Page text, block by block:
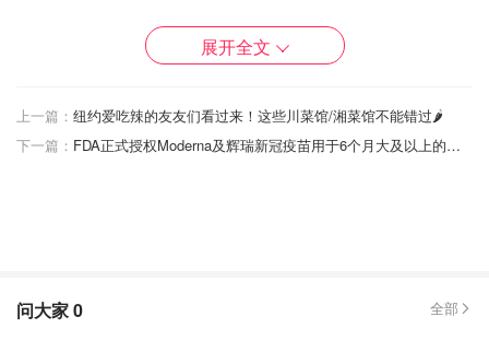
👉🏻找一个大小合适的不粘平底锅，和大小合适的勺，每次
将一定量的面糊倒入锅中，转动锅让面糊均匀铺在平底锅
泡，再等一会儿饼皮就能脱落了，直接倒扣在盘子里，放凉
备用
展开全文
上一篇： 纽约爱吃辣的友友们看过来！这些川菜馆/湘菜馆不能错过🌶️
下一篇：
FDA正式授权Moderna及辉瑞新冠疫苗用于6个月大及以上的婴幼儿
问大家0 全部